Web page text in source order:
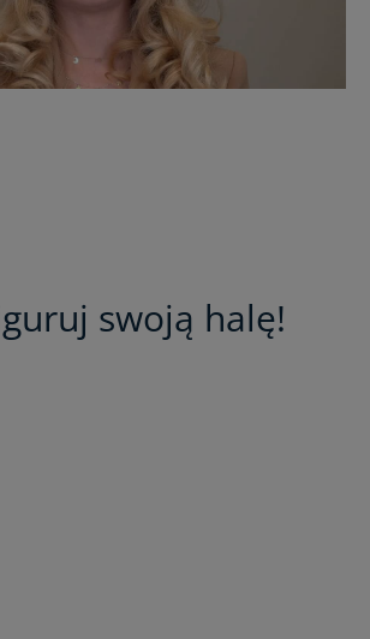
swoją halę!